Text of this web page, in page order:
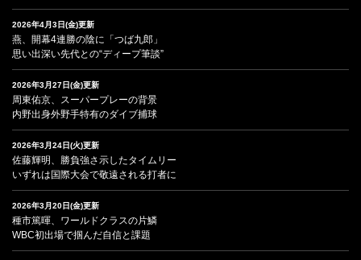
2026年4月3日(金)更新
燕、開幕4連勝の陰に「つば九郎」
思い出深い先代との“ディープ筆談”
2026年3月27日(金)更新
周東佑京、スーパープレーの背景
内野出身外野手特有のダイブ捕球
2026年3月24日(火)更新
佐藤輝明、勝負強さ示したタイムリー
いずれは国際大会で敬遠される打者に
2026年3月20日(金)更新
種市篤暉、ワールドクラスの片鱗
WBC初出場で掴んだ自信と課題